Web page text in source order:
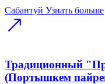
Сабантуй Узнать больше
Традиционный
(Портышкем